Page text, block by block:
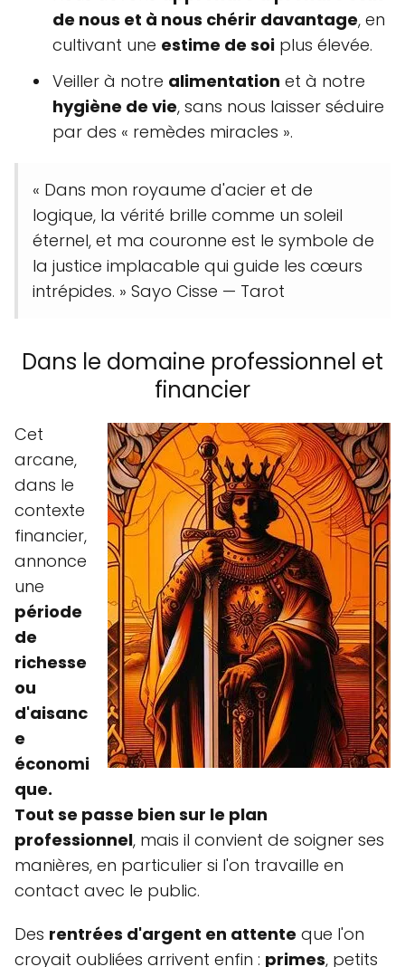
de nous et à nous chérir davantage, en
cultivant une estime de soi plus élevée.
Veiller à notre alimentation et à notre
hygiène de vie, sans nous laisser séduire
par des « remèdes miracles ».
« Dans mon royaume d'acier et de
logique, la vérité brille comme un soleil
éternel, et ma couronne est le symbole de
la justice implacable qui guide les cœurs
intrépides. » Sayo Cisse — Tarot
Dans le domaine professionnel et
financier
Cet
arcane,
dans le
contexte
financier,
annonce
une
période
de
richesse
ou
d'aisanc
e
économi
que.
Tout se passe bien sur le plan
professionnel, mais il convient de soigner ses
manières, en particulier si l'on travaille en
contact avec le public.
Des rentrées d'argent en attente que l'on
croyait oubliées arrivent enfin : primes, petits